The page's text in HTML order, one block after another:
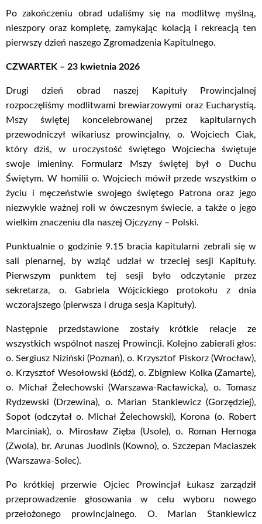
Po zakończeniu obrad udaliśmy się na modlitwę myślną,
nieszpory oraz kompletę, zamykając kolacją i rekreacją ten
pierwszy dzień naszego Zgromadzenia Kapitulnego.
CZWARTEK – 23 kwietnia 2026
Drugi dzień obrad naszej Kapituły Prowincjalnej
rozpoczęliśmy modlitwami brewiarzowymi oraz Eucharystią.
Mszy świętej koncelebrowanej przez kapitularnych
przewodniczył wikariusz prowincjalny, o. Wojciech Ciak,
który dziś, w uroczystość świętego Wojciecha świętuje
swoje imieniny. Formularz Mszy świętej był o Duchu
Świętym. W homilii o. Wojciech mówił przede wszystkim o
życiu i męczeństwie swojego świętego Patrona oraz jego
niezwykle ważnej roli w ówczesnym świecie, a także o jego
wielkim znaczeniu dla naszej Ojczyzny – Polski.
Punktualnie o godzinie 9.15 bracia kapitularni zebrali się w
sali plenarnej, by wziąć udział w trzeciej sesji Kapituły.
Pierwszym punktem tej sesji było odczytanie przez
sekretarza, o. Gabriela Wójcickiego protokołu z dnia
wczorajszego (pierwsza i druga sesja Kapituły).
Następnie przedstawione zostały krótkie relacje ze
wszystkich wspólnot naszej Prowincji. Kolejno zabierali głos:
o. Sergiusz Niziński (Poznań), o. Krzysztof Piskorz (Wrocław),
o. Krzysztof Wesołowski (Łódź), o. Zbigniew Kolka (Zamarte),
o. Michał Żelechowski (Warszawa-Racławicka), o. Tomasz
Rydzewski (Drzewina), o. Marian Stankiewicz (Gorzędziej),
Sopot (odczytał o. Michał Żelechowski), Korona (o. Robert
Marciniak), o. Mirosław Zięba (Usole), o. Roman Hernoga
(Zwola), br. Arunas Juodinis (Kowno), o. Szczepan Maciaszek
(Warszawa-Solec).
Po krótkiej przerwie Ojciec Prowincjał Łukasz zarządził
przeprowadzenie głosowania w celu wyboru nowego
przełożonego prowincjalnego. O. Marian Stankiewicz